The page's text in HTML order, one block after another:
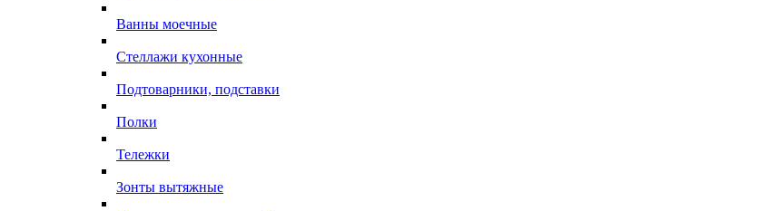
Ванны моечные
Стеллажи кухонные
Подтоварники, подставки
Полки
Тележки
Зонты вытяжные